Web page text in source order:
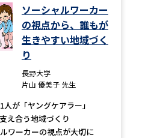
ソーシャルワーカー
の視点から、誰もが
生きやすい地域づく
り
長野大学
片山 優美子 先生
人が「ヤングケアラー」
え合う地域づくり
ワーカーの視点が大切に